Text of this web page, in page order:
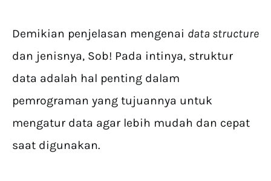
Demikian penjelasan mengenai data structure
dan jenisnya, Sob! Pada intinya, struktur
data adalah hal penting dalam
pemrograman yang tujuannya untuk
mengatur data agar lebih mudah dan cepat
saat digunakan.